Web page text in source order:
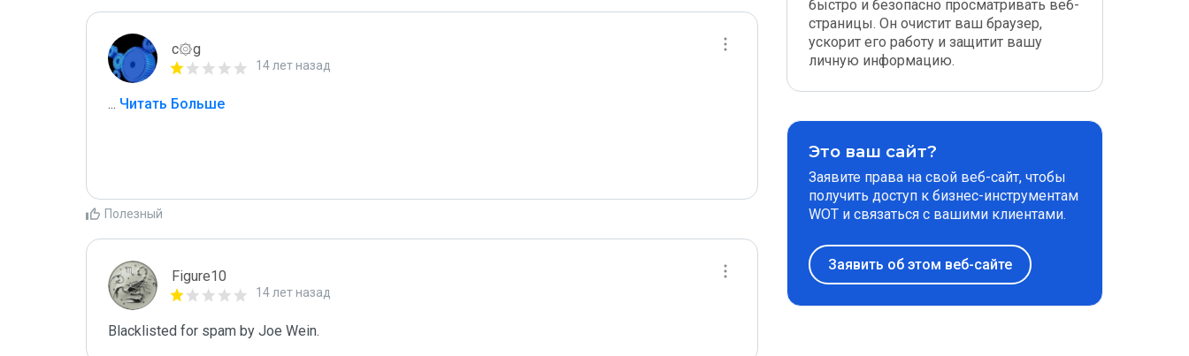
c۞g
14 лет назад
... Читать Больше
Полезный
Figure10
14 лет назад
Blacklisted for spam by Joe Wein.
быстро и безопасно просматривать веб-
страницы. Он очистит ваш браузер,
ускорит его работу и защитит вашу
личную информацию.
Это ваш сайт?
Заявите права на свой веб-сайт, чтобы
получить доступ к бизнес-инструментам
WOT и связаться с вашими клиентами.
Заявить об этом веб-сайте